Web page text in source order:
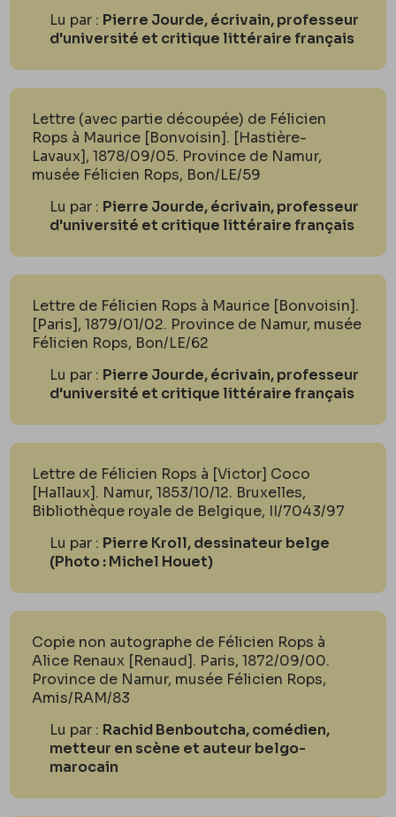
Lu par : Pierre Jourde, écrivain, professeur
d'université et critique littéraire français
Lettre (avec partie découpée) de Félicien
Rops à Maurice [Bonvoisin]. [Hastière-
Lavaux], 1878/09/05. Province de Namur,
musée Félicien Rops, Bon/LE/59
Lu par : Pierre Jourde, écrivain, professeur
d'université et critique littéraire français
Lettre de Félicien Rops à Maurice [Bonvoisin].
[Paris], 1879/01/02. Province de Namur, musée
Félicien Rops, Bon/LE/62
Lu par : Pierre Jourde, écrivain, professeur
d'université et critique littéraire français
Lettre de Félicien Rops à [Victor] Coco
[Hallaux]. Namur, 1853/10/12. Bruxelles,
Bibliothèque royale de Belgique, II/7043/97
Lu par : Pierre Kroll, dessinateur belge
(Photo : Michel Houet)
Copie non autographe de Félicien Rops à
Alice Renaux [Renaud]. Paris, 1872/09/00.
Province de Namur, musée Félicien Rops,
Amis/RAM/83
Lu par : Rachid Benboutcha, comédien,
metteur en scène et auteur belgo-
marocain